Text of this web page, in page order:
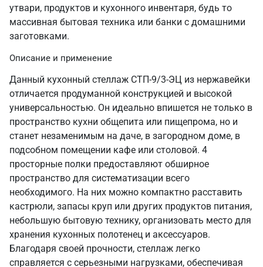
утвари, продуктов и кухонного инвентаря, будь то
массивная бытовая техника или банки с домашними
заготовками.
Описание и применение
Данный кухонный стеллаж СТП-9/3-ЭЦ из нержавейки
отличается продуманной конструкцией и высокой
универсальностью. Он идеально впишется не только в
пространство кухни общепита или пищепрома, но и
станет незаменимым на даче, в загородном доме, в
подсобном помещении кафе или столовой. 4
просторные полки предоставляют обширное
пространство для систематизации всего
необходимого. На них можно компактно расставить
кастрюли, запасы круп или других продуктов питания,
небольшую бытовую технику, организовать место для
хранения кухонных полотенец и аксессуаров.
Благодаря своей прочности, стеллаж легко
справляется с серьезными нагрузками, обеспечивая